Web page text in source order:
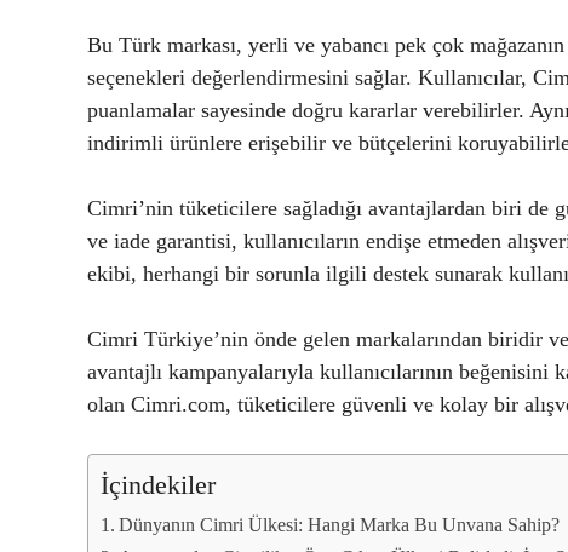
Bu Türk markası, yerli ve yabancı pek çok
seçenekleri değerlendirmesini sağlar. Kullanıcılar,
puanlamalar sayesinde doğru kararlar verebilirler.
indirimli ürünlere erişebilir ve bütçelerini
Cimri’nin tüketicilere sağladığı avantajlardan biri de
ve iade garantisi, kullanıcıların endişe etmeden
ekibi, herhangi bir sorunla ilgili destek sunarak
Cimri Türkiye’nin önde gelen markalarından biridir
avantajlı kampanyalarıyla kullanıcılarının
olan Cimri.com, tüketicilere güvenli ve kolay bir
İçindekiler
Dünyanın Cimri Ülkesi: Hangi Marka Bu Unvana Sahip?